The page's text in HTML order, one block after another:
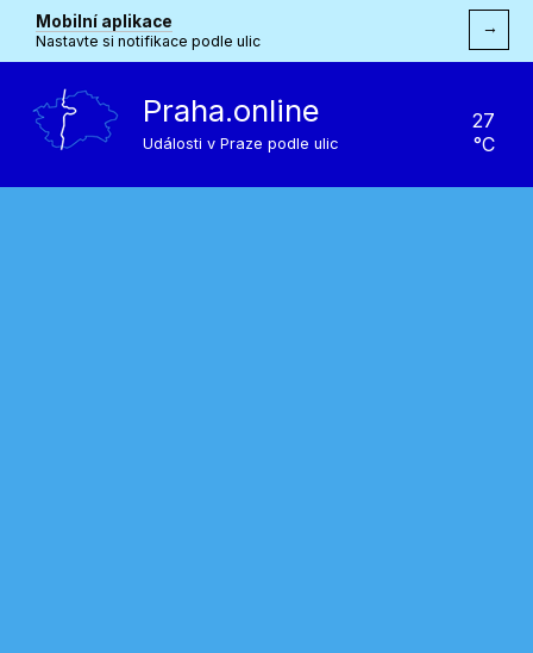
Mobilní aplikace
Nastavte si notifikace podle ulic
→
Praha.online
Události v Praze podle ulic
27
°C